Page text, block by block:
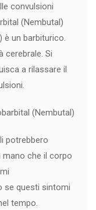
convulsioni
(Nembutal)
è un barbiturico.
cerebrale. Si
a rilassare il
(Nembutal)
potrebbero
mano che il corpo
se questi sintomi
tempo.